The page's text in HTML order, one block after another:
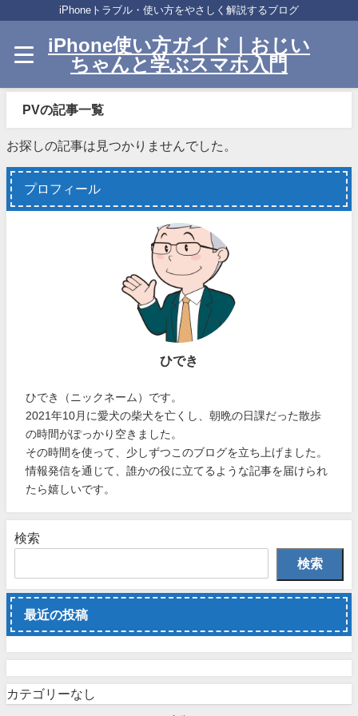
iPhoneトラブル・使い方をやさしく解説するブログ
iPhone使い方ガイド｜おじい
ちゃんと学ぶスマホ入門
PVの記事一覧
お探しの記事は見つかりませんでした。
プロフィール
ひでき
ひでき（ニックネーム）です。
2021年10月に愛犬の柴犬を亡くし、朝晩の日課だった散歩
の時間がぽっかり空きました。
その時間を使って、少しずつこのブログを立ち上げました。
情報発信を通じて、誰かの役に立てるような記事を届けられ
たら嬉しいです。
検索
検索
最近の投稿
カテゴリーなし